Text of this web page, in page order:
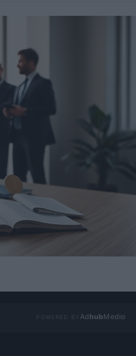
Ad hubMedia